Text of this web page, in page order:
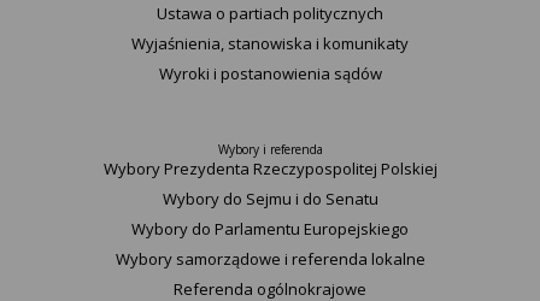
Ustawa o partiach politycznych
Wyjaśnienia, stanowiska i komunikaty
Wyroki i postanowienia sądów
Wybory i referenda
Wybory Prezydenta Rzeczypospolitej Polskiej
Wybory do Sejmu i do Senatu
Wybory do Parlamentu Europejskiego
Wybory samorządowe i referenda lokalne
Referenda ogólnokrajowe